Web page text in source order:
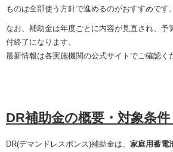
ものは全部使う方針で進めるのがおすすめです。
なお、補助金は年度ごとに内容が見直され、予
付終了になります。
最新情報は各実施機関の公式サイトでご確認く
DR補助金の概要・対象条
DR(デマンドレスポンス)補助金は、 家庭用蓄電